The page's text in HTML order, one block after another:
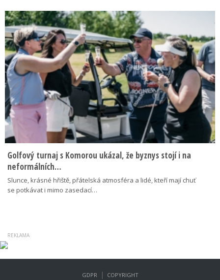
Golfový turnaj s Komorou ukázal, že byznys stojí i na
neformálních…
Slunce, krásné hřiště, přátelská atmosféra a lidé, kteří mají chuť
se potkávat i mimo zasedací…
GDPR | COPYRIGHT